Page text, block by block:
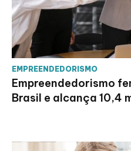
EMPREENDEDORISMO
Empreendedorismo
Brasil e alcança 10,4